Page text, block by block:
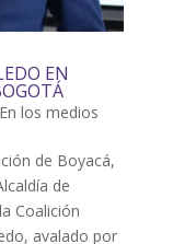
EN
En los medios
de Boyacá,
de
Coalición
avalado por